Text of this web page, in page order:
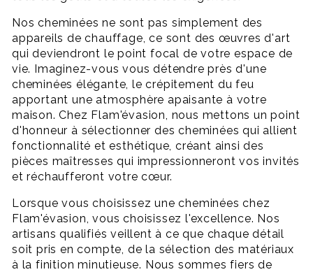
Nos cheminées ne sont pas simplement des
appareils de chauffage, ce sont des œuvres d'art
qui deviendront le point focal de votre espace de
vie. Imaginez-vous vous détendre près d'une
cheminées élégante, le crépitement du feu
apportant une atmosphère apaisante à votre
maison. Chez Flam'évasion, nous mettons un point
d'honneur à sélectionner des cheminées qui allient
fonctionnalité et esthétique, créant ainsi des
pièces maîtresses qui impressionneront vos invités
et réchaufferont votre cœur.
Lorsque vous choisissez une cheminées chez
Flam'évasion, vous choisissez l'excellence. Nos
artisans qualifiés veillent à ce que chaque détail
soit pris en compte, de la sélection des matériaux
à la finition minutieuse. Nous sommes fiers de